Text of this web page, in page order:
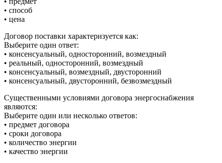
• способ
• цена
Договор поставки характеризуется как:
Выберите один ответ:
• консенсуальный, односторонний, возмездный
• реальный, односторонний, возмездный
• консенсуальный, возмездный, двусторонний
• консенсуальный, двусторонний, безвозмездный
Существенными условиями договора энергоснабжения
являются:
Выберите один или несколько ответов:
• предмет договора
• сроки договора
• количество энергии
• качество энергии